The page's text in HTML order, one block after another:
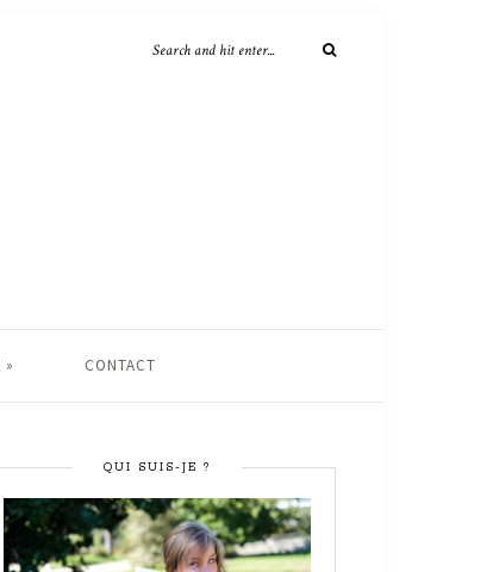
» CONTACT
QUI SUIS-JE ?